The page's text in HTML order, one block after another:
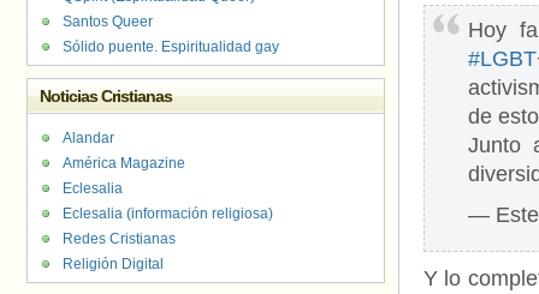
Hoy
#LGBT
de
Junto
—
Y lo
Santos Queer
Sólido puente. Espiritualidad gay
Noticias Cristianas
Alandar
América Magazine
Eclesalia
Eclesalia (información religiosa)
Redes Cristianas
Religión Digital